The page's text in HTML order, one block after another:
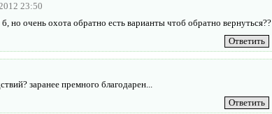
23:50
но очень охота обратно есть варианты чтоб обратно вернуться??
заранее премного благодарен...